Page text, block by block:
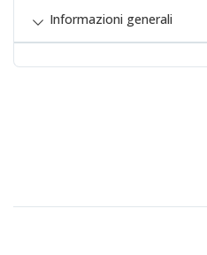
Informazioni generali